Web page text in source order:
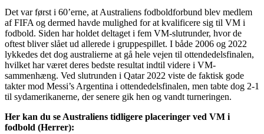
Det var først i 60’erne, at Australiens fodboldforbund blev medlem
af FIFA og dermed havde mulighed for at kvalificere sig til VM i
fodbold. Siden har holdet deltaget i fem VM-slutrunder, hvor de
oftest bliver slået ud allerede i gruppespillet. I både 2006 og 2022
lykkedes det dog australierne at gå hele vejen til ottendedelsfinalen,
hvilket har været deres bedste resultat indtil videre i VM-
sammenhæng. Ved slutrunden i Qatar 2022 viste de faktisk gode
takter mod Messi’s Argentina i ottendedelsfinalen, men tabte dog 2-1
til sydamerikanerne, der senere gik hen og vandt turneringen.
Her kan du se Australiens tidligere placeringer ved VM i
fodbold (Herrer):